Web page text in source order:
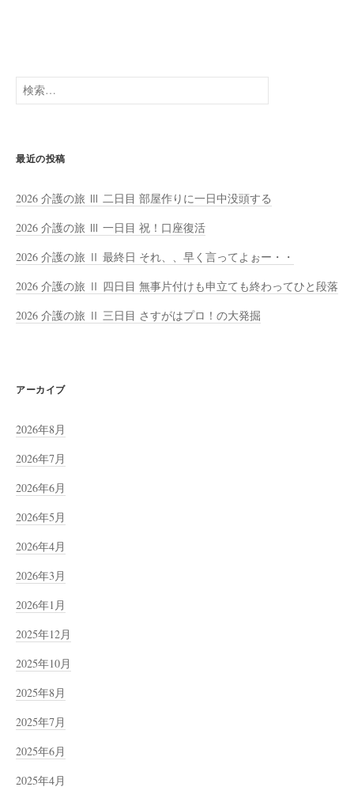
検
索:
最近の投稿
2026 介護の旅 Ⅲ 二日目 部屋作りに一日中没頭する
2026 介護の旅 Ⅲ 一日目 祝！口座復活
2026 介護の旅 Ⅱ 最終日 それ、、早く言ってよぉー・・
2026 介護の旅 Ⅱ 四日目 無事片付けも申立ても終わってひと段落
2026 介護の旅 Ⅱ 三日目 さすがはプロ！の大発掘
アーカイブ
2026年8月
2026年7月
2026年6月
2026年5月
2026年4月
2026年3月
2026年1月
2025年12月
2025年10月
2025年8月
2025年7月
2025年6月
2025年4月